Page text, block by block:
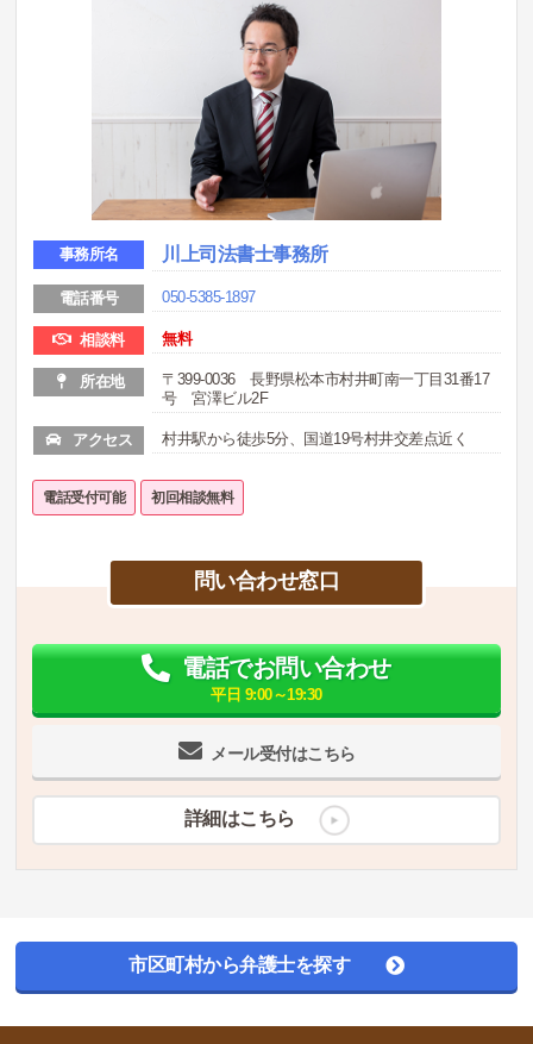
事務所名 川上司法書士事務所
電話番号 050-5385-1897
相談料 無料
所在地
〒399-0036 長野県松本市村井町南一丁目31番17
号 宮澤ビル2F
アクセス 村井駅から徒歩5分、国道19号村井交差点近く
電話受付可能 初回相談無料
問い合わせ窓口
メール受付はこちら
電話でお問い合わせ
平日 9:00～19:30
詳細はこちら
市区町村から弁護士を探す